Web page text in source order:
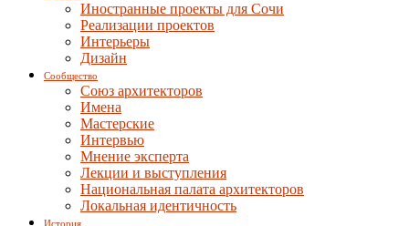
Иностранные проекты для Сочи
Реализации проектов
Интерьеры
Дизайн
Сообщество
Союз архитекторов
Имена
Мастерские
Интервью
Мнение эксперта
Лекции и выступления
Национальная палата архитекторов
Локальная идентичность
История